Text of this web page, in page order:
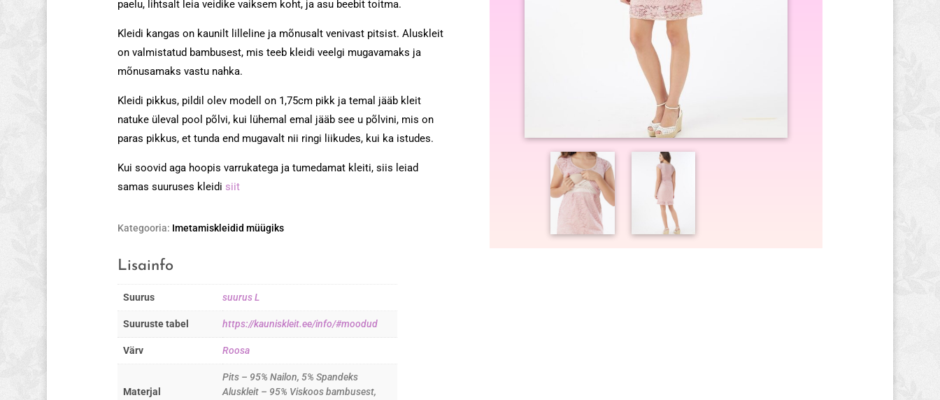
paelu, lihtsalt leia veidike vaiksem koht, ja asu beebit toitma.
Kleidi kangas on kaunilt lilleline ja mõnusalt venivast pitsist. Aluskleit
on valmistatud bambusest, mis teeb kleidi veelgi mugavamaks ja
mõnusamaks vastu nahka.
Kleidi pikkus, pildil olev modell on 1,75cm pikk ja temal jääb kleit
natuke üleval pool põlvi, kui lühemal emal jääb see u põlvini, mis on
paras pikkus, et tunda end mugavalt nii ringi liikudes, kui ka istudes.
Kui soovid aga hoopis varrukatega ja tumedamat kleiti, siis leiad
samas suuruses kleidi siit
Kategooria: Imetamiskleidid müügiks
Lisainfo
Suurus suurus L
Suuruste tabel https://kauniskleit.ee/info/#moodud
Värv Roosa
Materjal
Pits – 95% Nailon, 5% Spandeks
Aluskleit – 95% Viskoos bambusest,